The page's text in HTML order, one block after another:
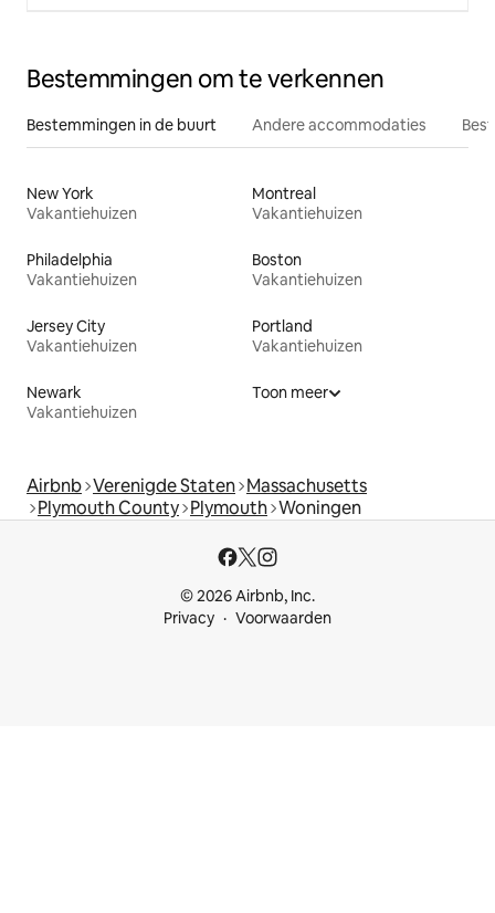
Bestemmingen om te verkennen
Bestemmingen in de buurt Andere accommodaties
New York
Vakantiehuizen
Montreal
Vakantiehuizen
Philadelphia
Vakantiehuizen
Boston
Vakantiehuizen
Jersey City
Vakantiehuizen
Portland
Vakantiehuizen
Newark
Vakantiehuizen
Toon meer
Airbnb Verenigde Staten Massachusetts
Plymouth County Plymouth Woningen
© 2026 Airbnb, Inc.
Privacy
Voorwaarden